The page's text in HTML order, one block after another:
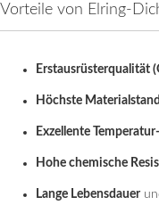
Vorteile von Elring-
Erstausrüsterqualität
Höchste
Exzellente
Hohe chemische
Lange Lebensdauer